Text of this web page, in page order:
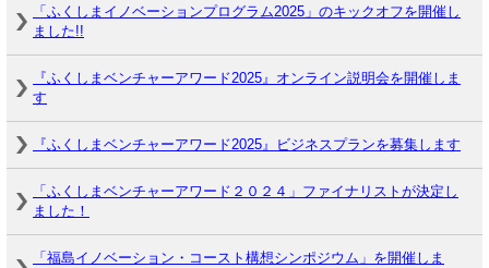
「ふくしまイノベーションプログラム2025」のキックオフを開催し
ました!!
『ふくしまベンチャーアワード2025』オンライン説明会を開催しま
す
『ふくしまベンチャーアワード2025』ビジネスプランを募集します
「ふくしまベンチャーアワード２０２４」ファイナリストが決定し
ました！
「福島イノベーション・コースト構想シンポジウム」を開催しま